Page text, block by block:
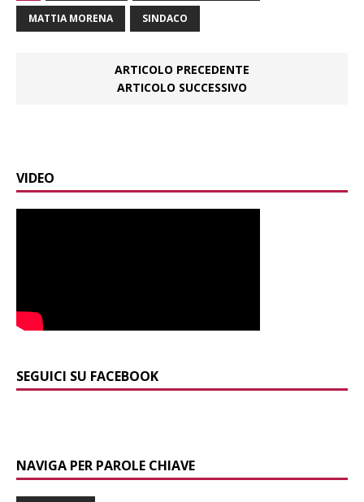
MATTIA MORENA SINDACO
ARTICOLO PRECEDENTE
ARTICOLO SUCCESSIVO
VIDEO
SEGUICI SU FACEBOOK
NAVIGA PER PAROLE CHIAVE